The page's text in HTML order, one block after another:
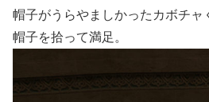
帽子がうらやましかったカボチャ
帽子を拾って満足。